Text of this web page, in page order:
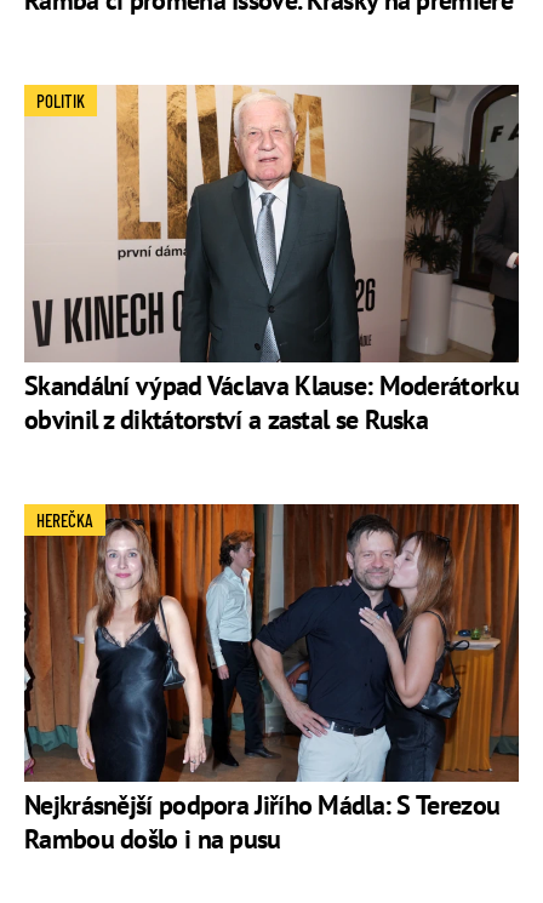
Skandální výpad Václava Klause: Moderátorku
obvinil z diktátorství a zastal se Ruska
POLITIK
Nejkrásnější podpora Jiřího Mádla: S Terezou
Rambou došlo i na pusu
HEREČKA